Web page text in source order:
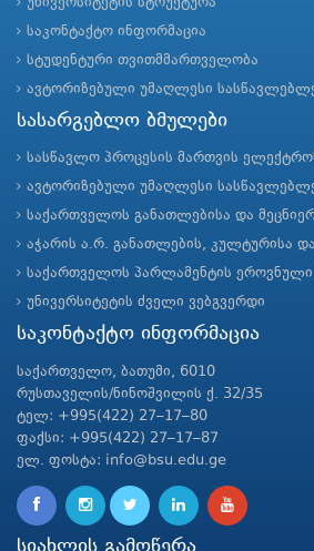
უნივერსიტეტის სტრუქტურა
საკონტაქტო ინფორმაცია
სტუდენტური თვითმმართველობა
ავტორიზებული უმაღლესი
სასარგებლო ბმულები
სასწავლო პროცესის მართვის
ავტორიზებული უმაღლესი
საქართველოს განათლებისა და
აჭარის ა.რ. განათლების, კულტურისა
საქართველოს პარლამენტის
უნივერსიტეტის ძველი ვებგვერდი
საკონტაქტო ინფორმაცია
საქართველო, ბათუმი, 6010
რუსთაველის/ნინოშვილის ქ. 32/35
ტელ: +995(422) 27–17–80
ფაქსი: +995(422) 27–17–87
ელ. ფოსტა: info@bsu.edu.ge
სიახლის გამოწერა